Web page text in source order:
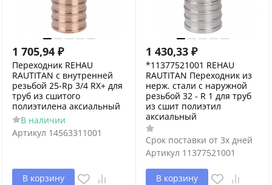
1 705,94 ₽
Переходник REHAU
RAUTITAN с внутренней
резьбой 25-Rp 3/4 RX+ для
труб из сшитого
полиэтилена аксиальный
В наличии
Артикул 14563311001
В корзину
1 430,33 ₽
*11377521001 REHAU
RAUTITAN Переходник из
нерж. стали с наружной
резьбой 32 - R 1 для труб
из сшит полиэтил
аксиальный
Срок поставки от 3х дней
Артикул 11377521001
В корзину